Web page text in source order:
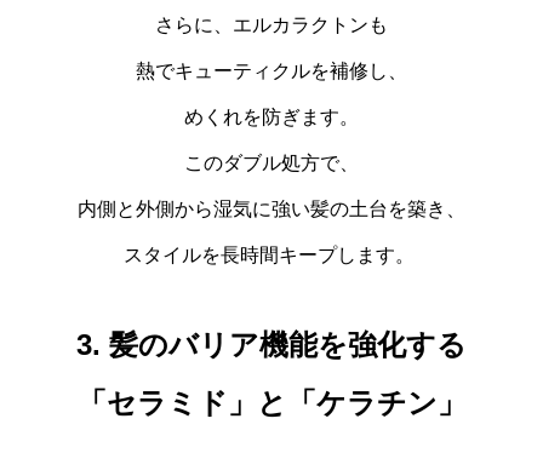
さらに、 エルカラクトン も
熱でキューティクルを補修し、
めくれを防ぎます。
このダブル処方で、
内側と外側から湿気に強い髪の土台を築き、
スタイルを長時間キープします。
3. 髪のバリア機能を強化する
「セラミド」と「ケラチン」